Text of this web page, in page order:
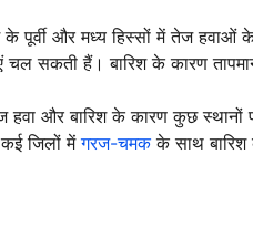
के पूर्वी और मध्य हिस्सों में तेज
सकती हैं। बारिश के कारण
हवा और बारिश के कारण कुछ स्थानों
जिलों मेंगरज-चमकके साथ बारिश